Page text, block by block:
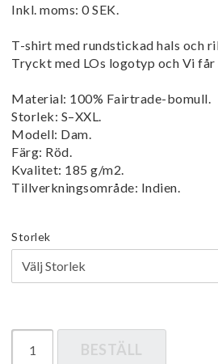
Inkl. moms: 0 SEK.
T-shirt med rundstickad hals och
Tryckt med LOs logotyp och Vi får
Material: 100% Fairtrade-bomull.
Storlek: S–XXL.
Modell: Dam.
Färg: Röd.
Kvalitet: 185 g/m2.
Tillverkningsområde: Indien.
Storlek
BESTÄLL